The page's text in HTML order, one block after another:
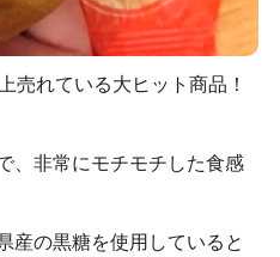
売れている大ヒット商品！
、非常にモチモチした食感
産の黒糖を使用していると